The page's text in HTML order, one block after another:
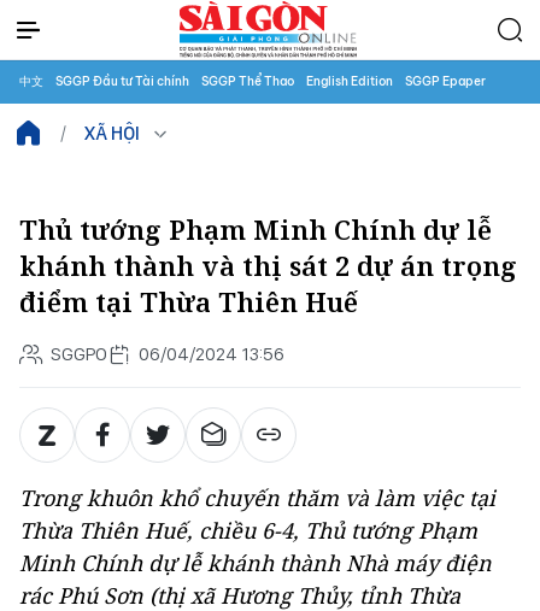
中文 SGGP Đầu tư Tài chính SGGP Thể Thao English Edition SGGP Epaper
XÃ HỘI
Thủ tướng Phạm Minh Chính dự lễ
khánh thành và thị sát 2 dự án trọng
điểm tại Thừa Thiên Huế
SGGPO 06/04/2024 13:56
Trong khuôn khổ chuyến thăm và làm việc tại
Thừa Thiên Huế, chiều 6-4, Thủ tướng Phạm
Minh Chính dự lễ khánh thành Nhà máy điện
rác Phú Sơn (thị xã Hương Thủy, tỉnh Thừa